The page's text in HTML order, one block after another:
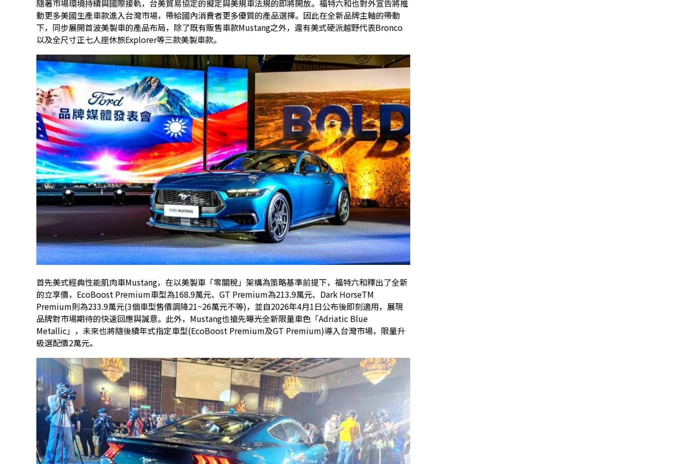
隨著市場環境持續與國際接軌，台美貿易協定的擬定與美規車法規的即將開放。福特六和也對外宣告將推
動更多美國生產車款進入台灣市場，帶給國內消費者更多優質的產品選擇。因此在全新品牌主軸的帶動
下，同步展開首波美製車的產品布局，除了既有販售車款Mustang之外，還有美式硬派越野代表Bronco
以及全尺寸正七人座休旅Explorer等三款美製車款。
首先美式經典性能肌肉車Mustang，在以美製車「零關稅」架構為策略基準前提下，福特六和釋出了全新
的立享價，EcoBoost Premium車型為168.9萬元、GT Premium為213.9萬元、Dark HorseTM
Premium則為233.9萬元(3個車型售價調降21~26萬元不等)，並自2026年4月1日公布後即刻適用，展現
品牌對市場期待的快速回應與誠意。此外，Mustang也搶先曝光全新限量車色「Adriatic Blue
Metallic」，未來也將隨後續年式指定車型(EcoBoost Premium及GT Premium)導入台灣市場，限量升
級選配價2萬元。